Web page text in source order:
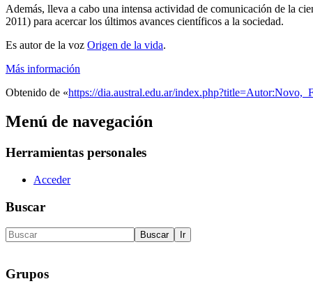
Además, lleva a cabo una intensa actividad de comunicación de la
2011) para acercar los últimos avances científicos a la sociedad.
Es autor de la voz Origen de la vida.
Más información
Obtenido de «https://dia.austral.edu.ar/
Menú de navegación
Herramientas personales
Acceder
Buscar
Grupos